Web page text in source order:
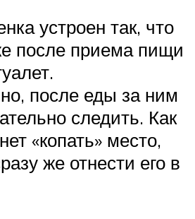
устроен так, что
после приема пищи
после еды за ним
следить. Как
«копать» место,
же отнести его в